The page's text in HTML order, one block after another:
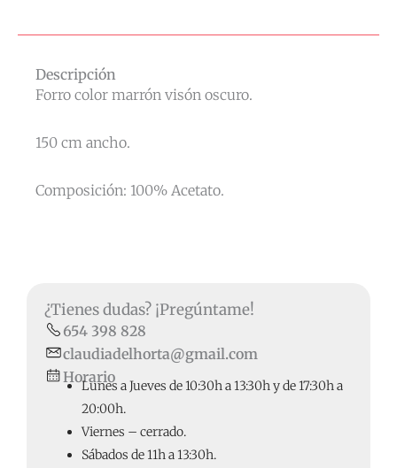
Descripción
Forro color marrón visón oscuro.
150 cm ancho.
Composición: 100% Acetato.
¿Tienes dudas? ¡Pregúntame!
654 398 828
claudiadelhorta@gmail.com
Horario
Lunes a Jueves de 10:30h a 13:30h y de 17:30h a
20:00h.
Viernes – cerrado.
Sábados de 11h a 13:30h.